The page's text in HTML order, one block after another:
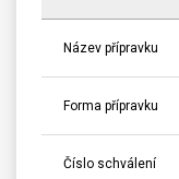
Název přípravku
Forma přípravku
Číslo schválení